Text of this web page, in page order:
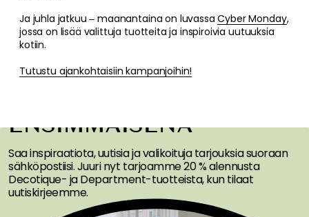
Ja juhla jatkuu – maanantaina on luvassaCyber Monday,
jossa on lisää valittuja tuotteita ja inspiroivia uutuuksia
kotiin.
Tutustu ajankohtaisiin kampanjoihin!
SAA INSPIRAATIOTA &
ENSIMMÄISENÄ
Saa inspiraatiota, uutisia ja valikoituja tarjouksia suoraan
sähköpostiisi. Juuri nyt tarjoamme 20 % alennusta
Decotique- ja Department-tuotteista, kun tilaat
uutiskirjeemme.